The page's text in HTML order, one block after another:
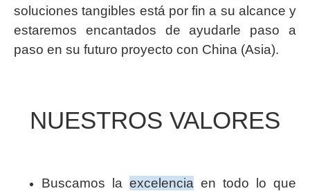
soluciones tangibles está por fin a su alcance y
estaremos encantados de ayudarle paso a
paso en su futuro proyecto con China (Asia).
NUESTROS VALORES
Buscamos la excelencia en todo lo que